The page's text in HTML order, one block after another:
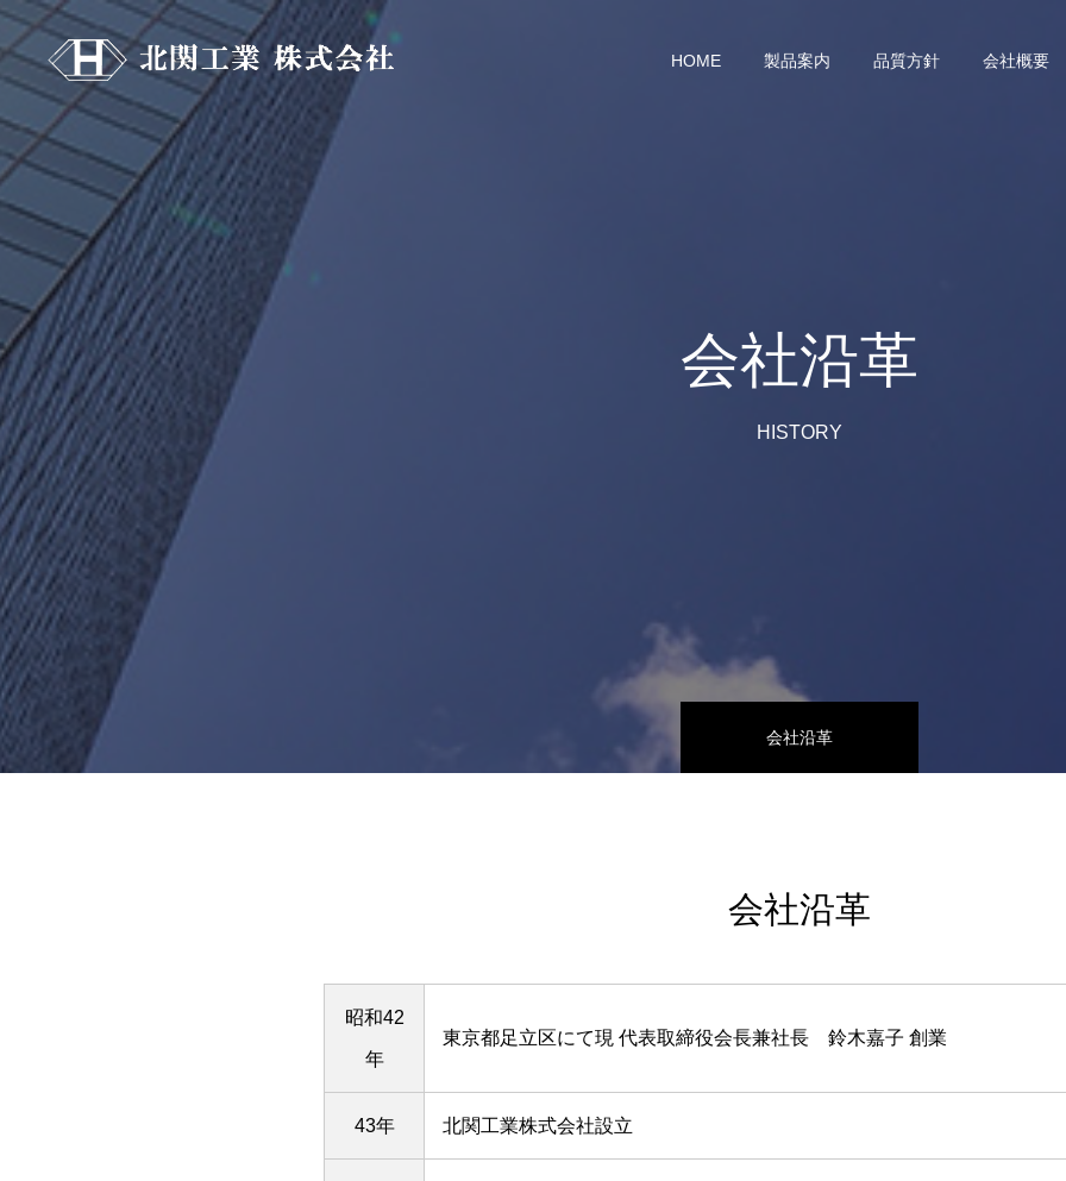
HOME 製品案内 品質方針 会社概要
会社沿革
HISTORY
会社沿革
会社沿革
昭和42
年
東京都足立区にて現 代表取締役会長兼社長 鈴木嘉子 創業
43年 北関工業株式会社設立